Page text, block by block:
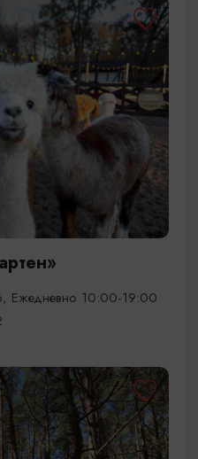
Ежедневно 10:00-19:00